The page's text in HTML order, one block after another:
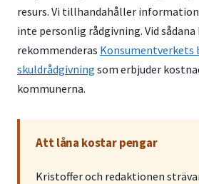
resurs. Vi tillhandahåller
inte personlig rådgivning. Vid sådana
rekommenderas Konsumentverkets
skuldrådgivning som erbjuder
kommunerna.
Att låna kostar pengar
Kristoffer och redaktionen